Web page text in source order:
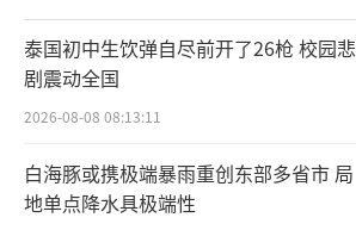
泰国初中生饮弹自尽前开了26枪 校园悲
剧震动全国
2026-08-08 08:13:11
白海豚或携极端暴雨重创东部多省市 局
地单点降水具极端性